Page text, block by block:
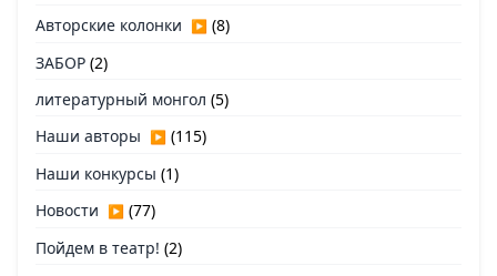
Авторские колонки ▶ (8)
ЗАБОР (2)
литературный монгол (5)
Наши авторы ▶ (115)
Наши конкурсы (1)
Новости ▶ (77)
Пойдем в театр! (2)